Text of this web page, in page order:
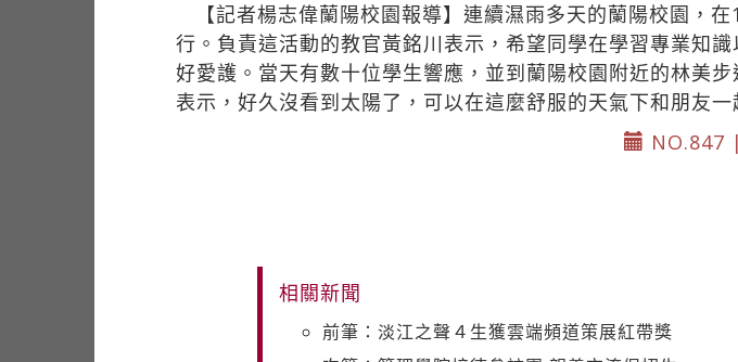
【記者楊志偉蘭陽校園報導】連續濕雨多天的蘭陽校園，
行。負責這活動的教官黃銘川表示，希望同學在學習專業知
好愛護。當天有數十位學生響應，並到蘭陽校園附近的林美
表示，好久沒看到太陽了，可以在這麼舒服的天氣下和朋友
NO.847 |
相關新聞
前筆：淡江之聲４生獲雲端頻道策展紅帶獎